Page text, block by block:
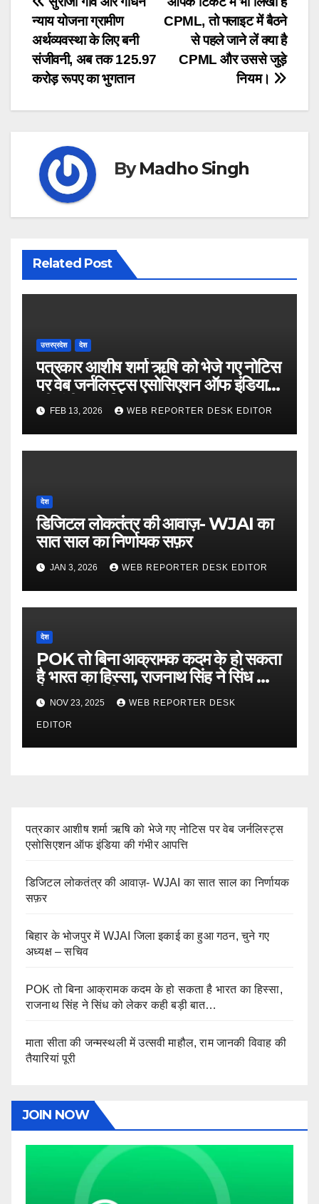
Post
navigation
CPML, तो फ्लाइट में बैठने
से पहले जाने लें क्या है
CPML और उससे जुड़े
नियम।
न्याय योजना ग्रामीण
अर्थव्यवस्था के लिए बनी
संजीवनी, अब तक 125.97
करोड़ रूपए का भुगतान
ByMadho Singh
Related Post
उत्तरप्रदेश देश
पत्रकार आशीष शर्मा ऋषि को भेजे गए नोटिस
पर वेब जर्नलिस्ट्स एसोसिएशन ऑफ इंडिया
की गंभीर आपत्ति
FEB 13, 2026 WEB REPORTER DESK EDITOR
देश
डिजिटल लोकतंत्र की आवाज़- WJAI का
सात साल का निर्णायक सफ़र
JAN 3, 2026 WEB REPORTER DESK EDITOR
देश
POK तो बिना आक्रामक कदम के हो सकता
है भारत का हिस्सा, राजनाथ सिंह ने सिंध को
लेकर कही बड़ी बात…
NOV 23, 2025 WEB REPORTER DESK
EDITOR
पत्रकार आशीष शर्मा ऋषि को भेजे गए नोटिस पर वेब जर्नलिस्ट्स
एसोसिएशन ऑफ इंडिया की गंभीर आपत्ति
डिजिटल लोकतंत्र की आवाज़- WJAI का सात साल का निर्णायक
सफ़र
बिहार के भोजपुर में WJAI जिला इकाई का हुआ गठन, चुने गए
अध्यक्ष – सचिव
POK तो बिना आक्रामक कदम के हो सकता है भारत का हिस्सा,
राजनाथ सिंह ने सिंध को लेकर कही बड़ी बात…
माता सीता की जन्मस्थली में उत्सवी माहौल, राम जानकी विवाह की
तैयारियां पूरी
JOIN NOW